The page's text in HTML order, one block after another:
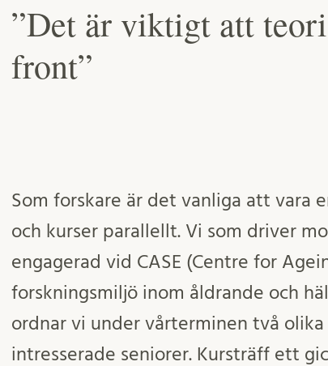
”Det är viktigt att
front”
Som forskare är det vanliga att vara
och kurser parallellt. Vi som driver
engagerad vid CASE (Centre for
forskningsmiljö inom åldrande och
ordnar vi under vårterminen två
intresserade seniorer. Kursträff ett